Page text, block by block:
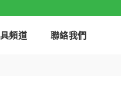
頻道 聯絡我們